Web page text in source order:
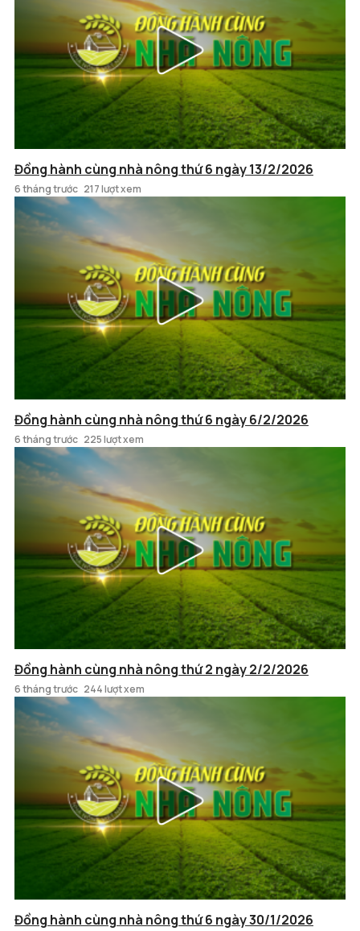
Đồng hành cùng nhà nông thứ 6 ngày 13/2/2026
6 tháng trước 217 lượt xem
Đồng hành cùng nhà nông thứ 6 ngày 6/2/2026
6 tháng trước 225 lượt xem
Đồng hành cùng nhà nông thứ 2 ngày 2/2/2026
6 tháng trước 244 lượt xem
Đồng hành cùng nhà nông thứ 6 ngày 30/1/2026